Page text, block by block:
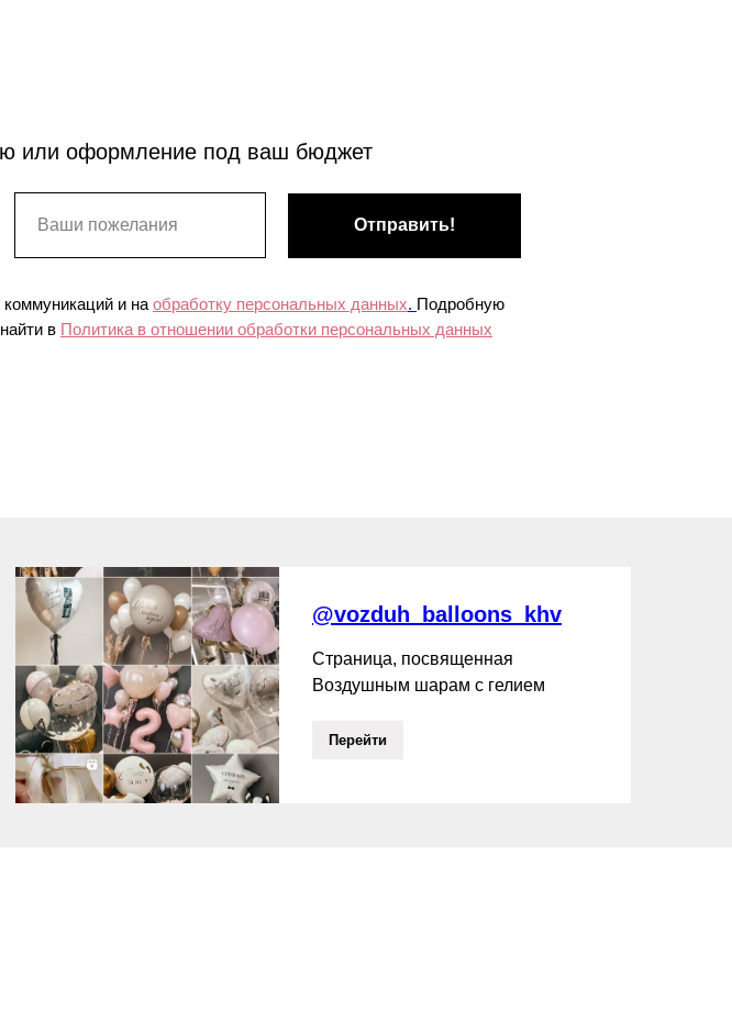
или оформление под ваш бюджет
Отправить!
и на обработку персональных данных. Подробную
в Политика в отношении обработки персональных данных
@vozduh_balloons_khv
Страница, посвященная
Воздушным шарам с гелием
Перейти